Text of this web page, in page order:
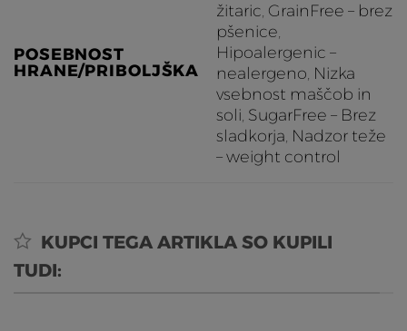
POSEBNOST
HRANE/PRIBOLJŠKA
žitaric, GrainFree – brez
pšenice,
Hipoalergenic –
nealergeno, Nizka
vsebnost maščob in
soli, SugarFree – Brez
sladkorja, Nadzor teže
– weight control
KUPCI TEGA ARTIKLA SO KUPILI
TUDI: